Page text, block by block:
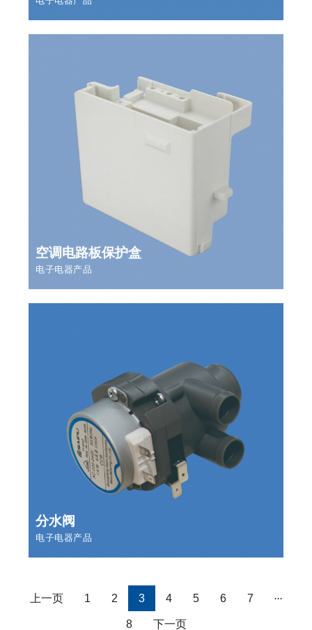
空调电路板保护盒
电子电器产品
分水阀
电子电器产品
上一页 1 2 3 4 5 6 7 ...
8 下一页